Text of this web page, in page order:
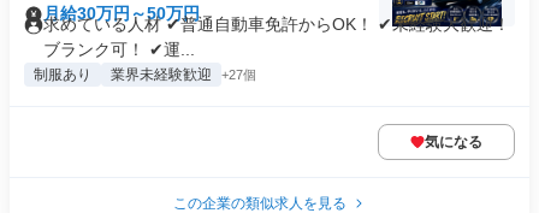
月給30万円～50万円
求めている人材 ✔︎普通自動車免許からOK！ ✔︎未経験大歓迎！
ブランク可！ ✔︎運...
制服あり 業界未経験歓迎 +27個
気になる
この企業の類似求人を見る